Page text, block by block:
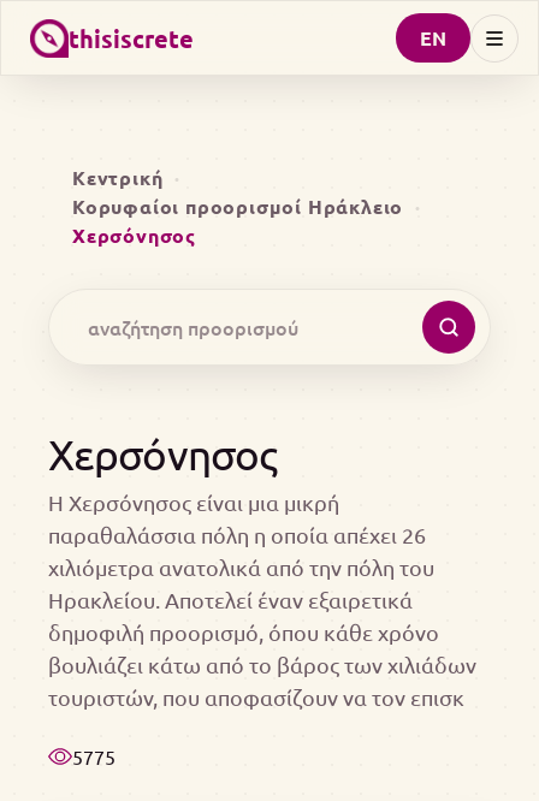
thisiscrete EN
Κεντρική
Κορυφαίοι προορισμοί Ηράκλειο
Χερσόνησος
Χερσόνησος
Η Χερσόνησος είναι μια μικρή
παραθαλάσσια πόλη η οποία απέχει 26
χιλιόμετρα ανατολικά από την πόλη του
Ηρακλείου. Αποτελεί έναν εξαιρετικά
δημοφιλή προορισμό, όπου κάθε χρόνο
βουλιάζει κάτω από το βάρος των χιλιάδων
τουριστών, που αποφασίζουν να τον επισκ
5775